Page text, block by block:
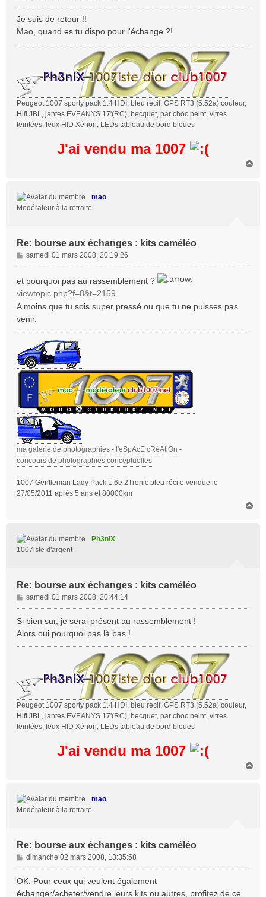
e
s
Je suis de retour !!
Mao, quand es tu dispo pour l'échange ?!
Peugeot 1007 sporty pack 1.4 HDI, bleu récif, GPS RT3 (5.52a) couleur,
Hifi JBL, jantes EVEANYS 17'(RC), becquet, par choc peint, vitres
teintées, feux HID Xénon, LEDs tableau de bord bleues
J'ai vendu ma 1007
mao
Modérateur à la retraite
Re: bourse aux échanges : kits caméléo
M
e
s
a
g
e
samedi 01 mars 2008, 20:19:26
et pourquoi pas au rassemblement ?
viewtopic.php?f=8&t=2159
A moins que tu sois super pressé ou que tu ne puisses pas
venir.
ma galerie de photographies - l'eSpAcE cRéAtiOn -
concours de photographies conceptuelles
1007 Gentleman Lady Pack 1.6e 2Tronic bleu récife vendue le
27/05/2011 après 5 ans et 80000km
Ph3niX
1007iste d'argent
Re: bourse aux échanges : kits caméléo
M
e
s
s
samedi 01 mars 2008, 20:44:14
Si bien sur, je serai présent au rassemblement !
Alors oui pourquoi pas là bas !
Peugeot 1007 sporty pack 1.4 HDI, bleu récif, GPS RT3 (5.52a) couleur,
Hifi JBL, jantes EVEANYS 17'(RC), becquet, par choc peint, vitres
teintées, feux HID Xénon, LEDs tableau de bord bleues
J'ai vendu ma 1007
mao
Modérateur à la retraite
Re: bourse aux échanges : kits caméléo
M
e
s
s
dimanche 02 mars 2008, 13:35:58
OK. Pour ceux qui veulent également
échanger/acheter/vendre leurs kits ou autres, profitez de ce